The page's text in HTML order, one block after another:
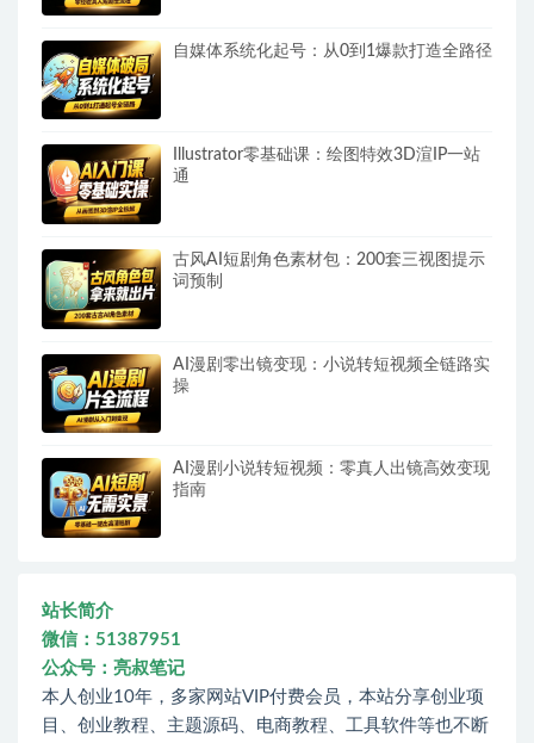
自媒体系统化起号：从0到1爆款打造全路径
Illustrator零基础课：绘图特效3D渲IP一站
通
古风AI短剧角色素材包：200套三视图提示
词预制
AI漫剧零出镜变现：小说转短视频全链路实
操
AI漫剧小说转短视频：零真人出镜高效变现
指南
站长简介
微信：51387951
公众号：亮叔笔记
本人创业10年，多家网站VIP付费会员，本站分享创业项
目、创业教程、主题源码、电商教程、工具软件等也不断